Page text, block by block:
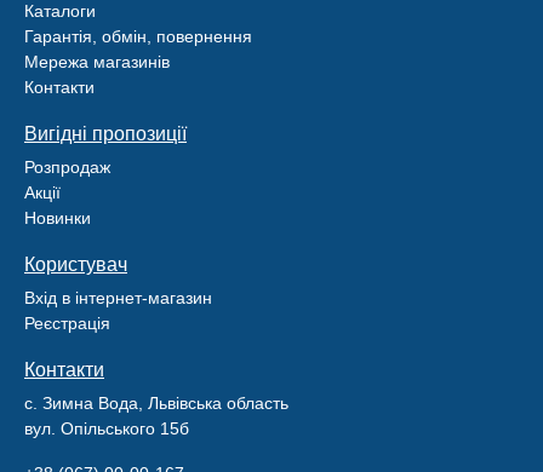
Каталоги
Гарантія, обмін, повернення
Мережа магазинів
Контакти
Вигідні пропозиції
Розпродаж
Акції
Новинки
Користувач
Вхід в інтернет-магазин
Реєстрація
Контакти
с. Зимна Вода, Львівська область
вул. Опільського 15б